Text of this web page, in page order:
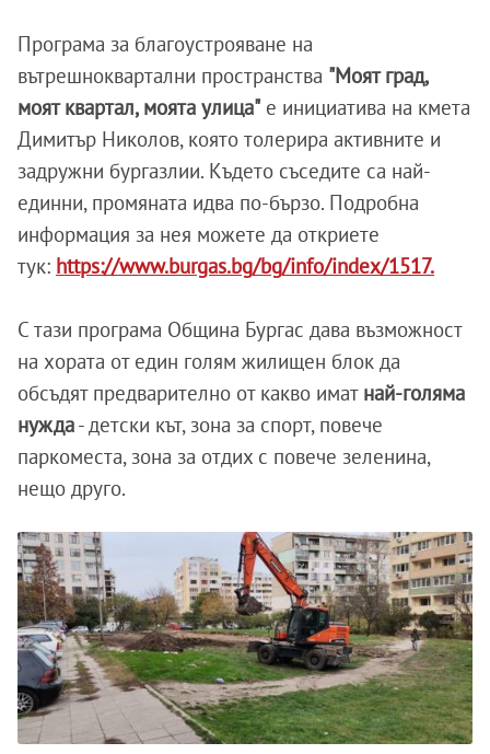
Програма за благоустрояване на
вътрешноквартални пространства "Моят град,
моят квартал, моята улица"e инициатива на кмета
Димитър Николов, която толерира активните и
задружни бургазлии. Където съседите са най-
единни, промяната идва по-бързо. Подробна
информация за нея можете да откриете
тук: https://www.burgas.bg/bg/info/index/1517.
С тази програма Община Бургас дава възможност
на хората от един голям жилищен блок да
обсъдят предварително от какво имат най-голяма
нужда- детски кът, зона за спорт, повече
паркоместа, зона за отдих с повече зеленина,
нещо друго.